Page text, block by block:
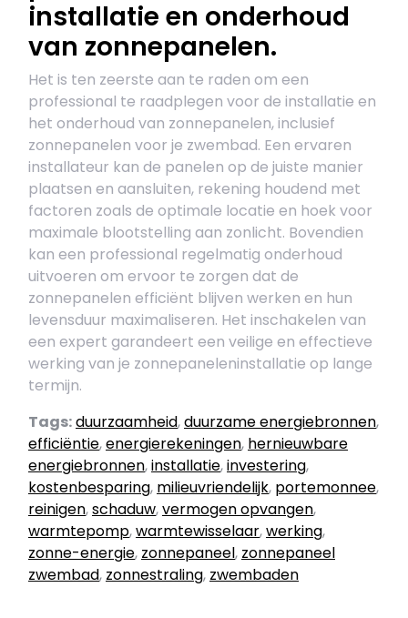
installatie en onderhoud
van zonnepanelen.
Het is ten zeerste aan te raden om een
professional te raadplegen voor de installatie en
het onderhoud van zonnepanelen, inclusief
zonnepanelen voor je zwembad. Een ervaren
installateur kan de panelen op de juiste manier
plaatsen en aansluiten, rekening houdend met
factoren zoals de optimale locatie en hoek voor
maximale blootstelling aan zonlicht. Bovendien
kan een professional regelmatig onderhoud
uitvoeren om ervoor te zorgen dat de
zonnepanelen efficiënt blijven werken en hun
levensduur maximaliseren. Het inschakelen van
een expert garandeert een veilige en effectieve
werking van je zonnepaneleninstallatie op lange
termijn.
Tags:duurzaamheid,duurzame energiebronnen,
efficiëntie,energierekeningen, hernieuwbare
energiebronnen,installatie,investering,
kostenbesparing, milieuvriendelijk, portemonnee,
reinigen,schaduw,vermogen opvangen,
warmtepomp,warmtewisselaar,werking,
zonne-energie, zonnepaneel, zonnepaneel
zwembad, zonnestraling, zwembaden